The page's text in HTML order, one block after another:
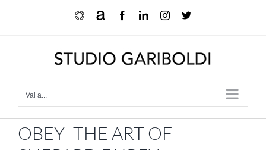
OculaArtnet FacebookLinkedInInstagram
X
Vai a...
OBEY- THE ART OF